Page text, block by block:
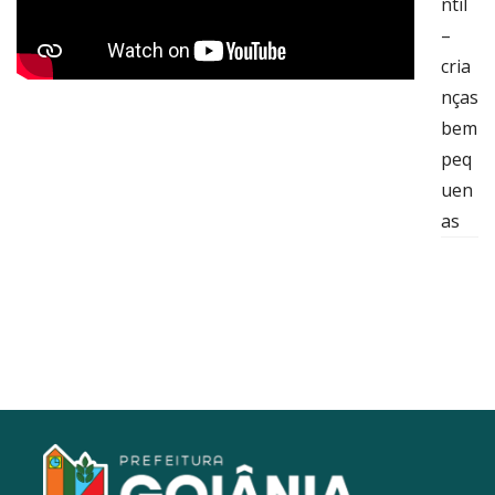
–
cria
nças
bem
peq
uen
as